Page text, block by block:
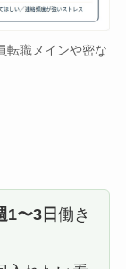
転職メインや密な
1〜3日働き